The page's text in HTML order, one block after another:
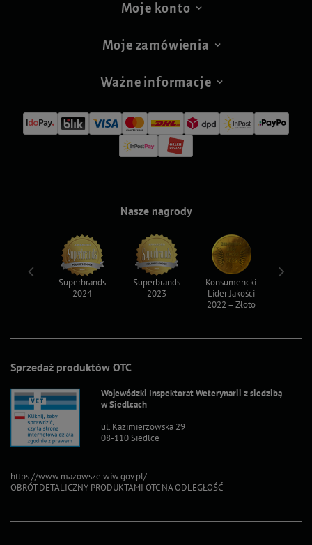
Moje konto
Moje zamówienia
Ważne informacje
Sprzedaż produktów OTC
Wojewódzki Inspektorat Weterynarii z siedzibą
w Siedlcach
ul. Kazimierzowska 29
08-110 Siedlce
https://www.mazowsze.wiw.gov.pl/
OBRÓT DETALICZNY PRODUKTAMI OTC NA ODLEGŁOŚĆ
Nasze nagrody
Superbrands
2024
Superbrands
2023
Konsumencki
Lider Jakości
2022 – Złoto